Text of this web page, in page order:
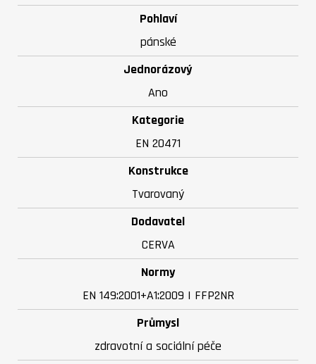
Pohlaví
pánské
Jednorázový
Ano
Kategorie
EN 20471
Konstrukce
Tvarovaný
Dodavatel
CERVA
Normy
EN 149:2001+A1:2009 | FFP2NR
Průmysl
zdravotní a sociální péče